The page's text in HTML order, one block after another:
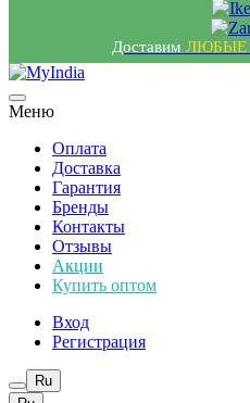
Доставим ЛЮБЫЕ
Меню
Оплата
Доставка
Гарантия
Бренды
Контакты
Отзывы
Акции
Купить оптом
Вход
Регистрация
Ru